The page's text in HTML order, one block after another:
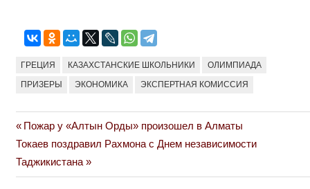
ГРЕЦИЯ КАЗАХСТАНСКИЕ ШКОЛЬНИКИ ОЛИМПИАДА
ПРИЗЕРЫ ЭКОНОМИКА ЭКСПЕРТНАЯ КОМИССИЯ
Навигация
по
Previous
Post:
Пожар у «Алтын Орды» произошел в Алматы
Next
Post:
Токаев поздравил Рахмона с Днем независимости
Таджикистана